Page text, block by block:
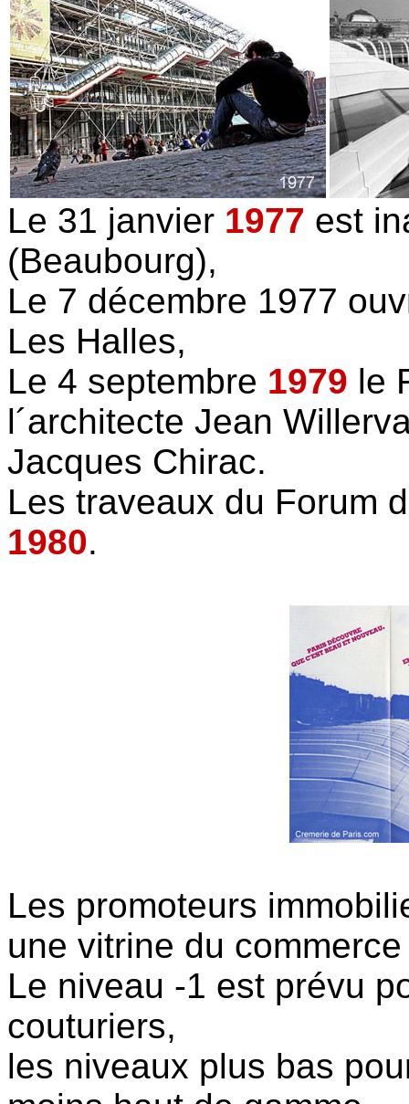
Le 31 janvier 1977 est
(Beaubourg),
Le 7 décembre 1977
Les Halles,
Le 4 septembre 1979 le
l´architecte Jean
Jacques Chirac.
Les traveaux du Forum
1980.
Les promoteurs
une vitrine du
Le niveau -1 est prévu
couturiers,
les niveaux plus bas